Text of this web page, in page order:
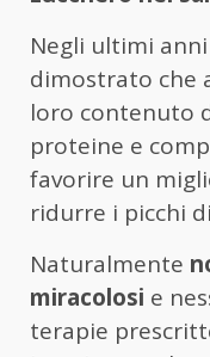
Negli ultimi
dimostrato che
loro contenuto
proteine e
favorire un
ridurre i picchi
Naturalmente
miracolosi e
terapie